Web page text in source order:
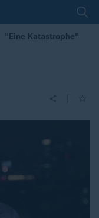
"Eine Katastrophe"